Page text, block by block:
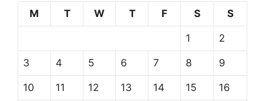
M
T W T F S S
1 2
3 4 5 6 7 8 9
10 11 12 13 14 15 16